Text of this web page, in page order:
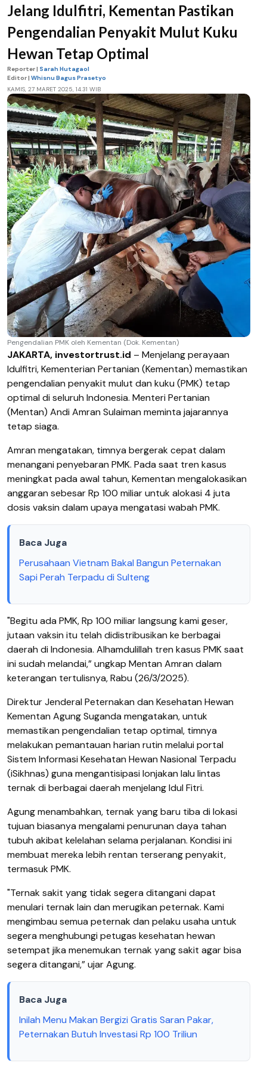
Jelang Idulfitri, Kementan Pastikan
Pengendalian Penyakit Mulut Kuku
Hewan Tetap Optimal
Reporter | Sarah Hutagaol
Editor | Whisnu Bagus Prasetyo
KAMIS, 27 MARET 2025, 14.31 WIB
Pengendalian PMK oleh Kementan (Dok. Kementan)
JAKARTA, investortrust.id – Menjelang perayaan
Idulfitri, Kementerian Pertanian (Kementan) memastikan
pengendalian penyakit mulut dan kuku (PMK) tetap
optimal di seluruh Indonesia. Menteri Pertanian
(Mentan) Andi Amran Sulaiman meminta jajarannya
tetap siaga.
Amran mengatakan, timnya bergerak cepat dalam
menangani penyebaran PMK. Pada saat tren kasus
meningkat pada awal tahun, Kementan mengalokasikan
anggaran sebesar Rp 100 miliar untuk alokasi 4 juta
dosis vaksin dalam upaya mengatasi wabah PMK.
Baca Juga
Perusahaan Vietnam Bakal Bangun Peternakan
Sapi Perah Terpadu di Sulteng
"Begitu ada PMK, Rp 100 miliar langsung kami geser,
jutaan vaksin itu telah didistribusikan ke berbagai
daerah di Indonesia. Alhamdulillah tren kasus PMK saat
ini sudah melandai,” ungkap Mentan Amran dalam
keterangan tertulisnya, Rabu (26/3/2025).
Direktur Jenderal Peternakan dan Kesehatan Hewan
Kementan Agung Suganda mengatakan, untuk
memastikan pengendalian tetap optimal, timnya
melakukan pemantauan harian rutin melalui portal
Sistem Informasi Kesehatan Hewan Nasional Terpadu
(iSikhnas) guna mengantisipasi lonjakan lalu lintas
ternak di berbagai daerah menjelang Idul Fitri.
Agung menambahkan, ternak yang baru tiba di lokasi
tujuan biasanya mengalami penurunan daya tahan
tubuh akibat kelelahan selama perjalanan. Kondisi ini
membuat mereka lebih rentan terserang penyakit,
termasuk PMK.
"Ternak sakit yang tidak segera ditangani dapat
menulari ternak lain dan merugikan peternak. Kami
mengimbau semua peternak dan pelaku usaha untuk
segera menghubungi petugas kesehatan hewan
setempat jika menemukan ternak yang sakit agar bisa
segera ditangani,” ujar Agung.
Baca Juga
Inilah Menu Makan Bergizi Gratis Saran Pakar,
Peternakan Butuh Investasi Rp 100 Triliun